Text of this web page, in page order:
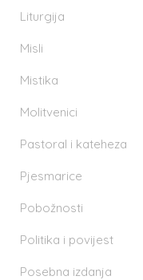
Liturgija
Misli
Mistika
Molitvenici
Pastoral i kateheza
Pjesmarice
Pobožnosti
Politika i povijest
Posebna izdanja